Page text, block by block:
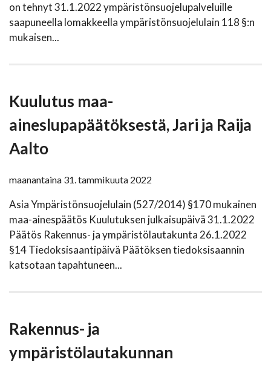
on tehnyt 31.1.2022 ympäristönsuojelupalveluille
saapuneella lomakkeella ympäristönsuojelulain 118 §:n
mukaisen...
Kuulutus maa-
aineslupapäätöksestä, Jari ja Raija
Aalto
maanantaina 31. tammikuuta 2022
Asia Ympäristönsuojelulain (527/2014) §170 mukainen
maa-ainespäätös Kuulutuksen julkaisupäivä 31.1.2022
Päätös Rakennus- ja ympäristölautakunta 26.1.2022
§14 Tiedoksisaantipäivä Päätöksen tiedoksisaannin
katsotaan tapahtuneen...
Rakennus- ja
ympäristölautakunnan